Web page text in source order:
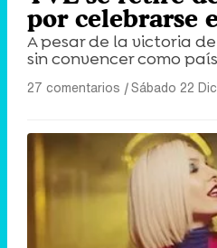
por celebrarse
A pesar de la victoria
sin convencer como
27 comentarios |Sábado 22